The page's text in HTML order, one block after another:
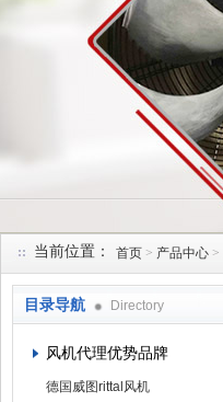
当前位置： 首页 > 产品中心 >
目录导航 Directory
风机代理优势品牌
德国威图rittal风机